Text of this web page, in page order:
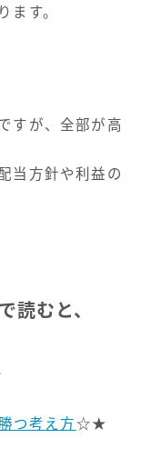
ます。
すが、全部が高
当方針や利益の
読むと、
つ考え方 ☆★